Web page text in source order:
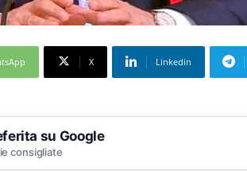
X Linkedin
su Google
consigliate